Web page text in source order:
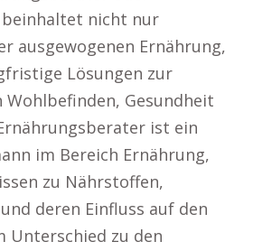
beinhaltet nicht nur
ausgewogenen Ernährung,
Lösungen zur
Wohlbefinden, Gesundheit
ist ein
im Bereich Ernährung,
zu Nährstoffen,
deren Einfluss auf den
Unterschied zu den